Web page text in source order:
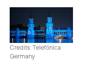
Credits: Telefónica
Germany